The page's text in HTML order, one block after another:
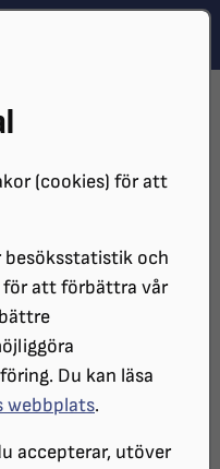
(cookies) för att
besöksstatistik och
för att förbättra vår
Du kan läsa
webbplats.
accepterar, utöver
SRF ÖREBRO
ÖREBRO
2024-06-12